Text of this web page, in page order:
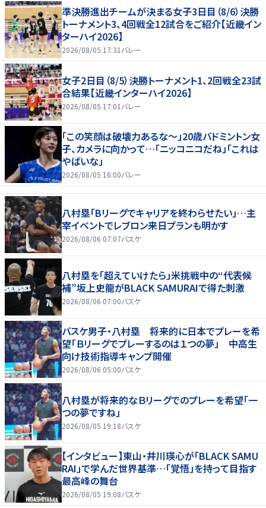
準決勝進出チームが決まる女子3日目（8/6）決勝
トーナメント3、4回戦全12試合をご紹介【近畿イン
ターハイ2026】
2026/08/05 17:31 バレー
女子2日目（8/5）決勝トーナメント1、2回戦全23試
合結果【近畿インターハイ2026】
2026/08/05 17:01 バレー
「この笑顔は破壊力あるな〜」20歳バドミントン女
子、カメラに向かって…「ニッコニコだね」「これは
やばいな」
2026/08/05 16:00バレー
八村塁「Bリーグでキャリアを終わらせたい」…主
宰イベントでレブロン来日プランも明かす
2026/08/06 07:07バスケ
八村塁を「超えていけたら」米挑戦中の“代表候
補”坂上史龍がBLACK SAMURAIで得た刺激
2026/08/06 07:00バスケ
バスケ男子・八村塁 将来的に日本でプレーを希
望「Ｂリーグでプレーするのは１つの夢」 中高生
向け技術指導キャンプ開催
2026/08/06 05:00バスケ
八村塁が将来的なＢリーグでのプレーを希望「一
つの夢ですね」
2026/08/05 19:18バスケ
【インタビュー】東山・井川瑛心が「BLACK SAMU
RAI」で学んだ世界基準…「覚悟」を持って目指す
最高峰の舞台
2026/08/05 19:08バスケ